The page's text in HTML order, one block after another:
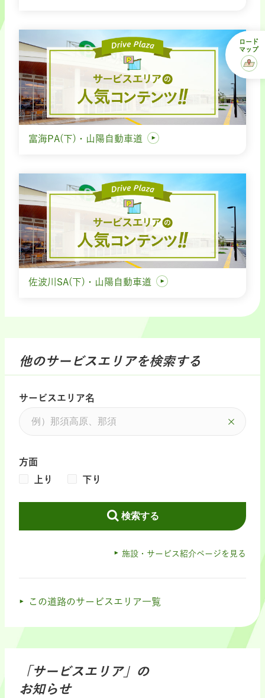
富海PA(下)・山陽自動車道
佐波川SA(下)・山陽自動車道
他のサービスエリアを検索する
サービスエリア名
方面
上り
下り
検索する
施設・サービス紹介ページを見る
この道路のサービスエリア一覧
「サービスエリア」の
お知らせ
ロード
マップ